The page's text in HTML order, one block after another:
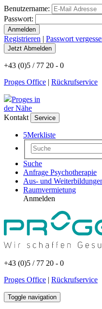
Benutzername:
Passwort:
Registrieren | Passwort
+43 (0)5 / 77 20 - 0
Proges Office | Rückrufservice
Proges in
der Nähe
Kontakt
Service
5Merkliste
Suche
Anfrage Psychotherapie
Aus- und
Raumvermietung
Anmelden
+43 (0)5 / 77 20 - 0
Proges Office | Rückrufservice
Toggle navigation